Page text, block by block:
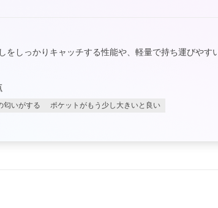
しっかりキャッチする性能や、軽量で持ち運びやす
匂いがする ポケットがもう少し大きいと良い